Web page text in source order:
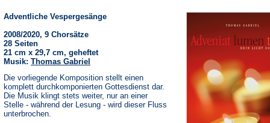
Adventliche Vespergesänge
2008/2020, 9 Chorsätze
28 Seiten
21 cm x 29,7 cm, geheftet
Musik: Thomas Gabriel
Die vorliegende Komposition stellt einen
komplett durchkomponierten Gottesdienst dar.
Die Musik klingt stets weiter, nur an einer
Stelle - während der Lesung - wird dieser Fluss
unterbrochen.